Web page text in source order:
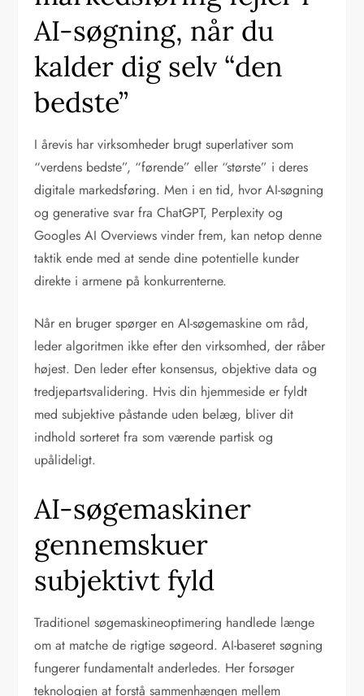
AI-søgning, når du
kalder dig selv “den
bedste”
I årevis har virksomheder brugt superlativer som
“verdens bedste”, “førende” eller “største” i deres
digitale markedsføring. Men i en tid, hvor AI-søgning
og generative svar fra ChatGPT, Perplexity og
Googles AI Overviews vinder frem, kan netop denne
taktik ende med at sende dine potentielle kunder
direkte i armene på konkurrenterne.
Når en bruger spørger en AI-søgemaskine om råd,
leder algoritmen ikke efter den virksomhed, der råber
højest. Den leder efter konsensus, objektive data og
tredjepartsvalidering. Hvis din hjemmeside er fyldt
med subjektive påstande uden belæg, bliver dit
indhold sorteret fra som værende partisk og
upålideligt.
AI-søgemaskiner
gennemskuer
subjektivt fyld
Traditionel søgemaskineoptimering handlede længe
om at matche de rigtige søgeord. AI-baseret søgning
fungerer fundamentalt anderledes. Her forsøger
teknologien at forstå sammenhængen mellem